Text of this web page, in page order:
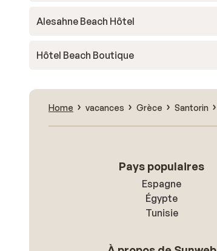
Alesahne Beach Hôtel
Hôtel Beach Boutique
Home vacances Grèce Santorin
Pays populaires
Espagne
Égypte
Tunisie